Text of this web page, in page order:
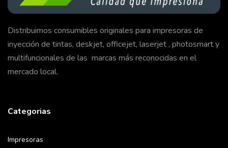
Distribuimos consumibles originales para impresoras de
inyección de tintas, deskjet, officejet, laserjet , photosmart y
multifuncionales de las marcas más reconocidas en el
mercado local.
Categorias
Impresoras